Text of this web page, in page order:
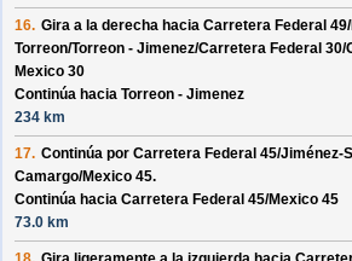
16. Gira a la derecha hacia Carretera Federal 49/
Torreon/Torreon - Jimenez/Carretera Federal 30/
Mexico 30
Continúa hacia Torreon - Jimenez
234 km
17. Continúa por Carretera Federal 45/Jiménez-
Camargo/Mexico 45.
Continúa hacia Carretera Federal 45/Mexico 45
73.0 km